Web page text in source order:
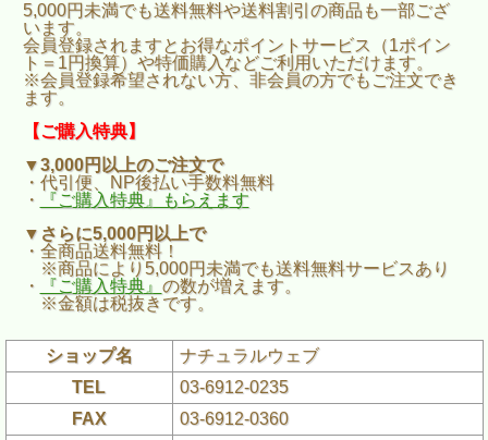
5,000円未満でも送料無料や送料割引の商品も一部ござ
います。
会員登録されますとお得なポイントサービス（1ポイン
ト＝1円換算）や特価購入などご利用いただけます。
※会員登録希望されない方、非会員の方でもご注文でき
ます。
【ご購入特典】
▼3,000円以上のご注文で
・代引便、NP後払い手数料無料
・
『ご購入特典』もらえます
▼さらに5,000円以上で
・全商品送料無料！
※商品により5,000円未満でも送料無料サービスあり
・
『ご購入特典』 の数が増えます。
※金額は税抜きです。
ショップ名
ナチュラルウェブ
TEL
03-6912-0235
FAX
03-6912-0360